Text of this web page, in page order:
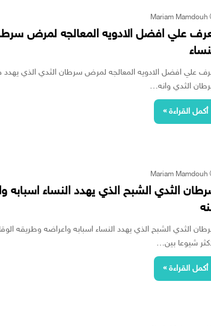
Mariam Mamdouh
علي افضل الادويه المعالجه لمرض
علي افضل الادويه المعالجه لمرض سرطان الثدي الذي
الثدي وانه…
أكمل القراءة »
Mariam Mamdouh
الثدي الشبح الذي يهدد النساء اسبابه
الثدي الشبح الذي يهدد النساء اسبابه واعراضه وطريقه
شيوعا بين…
أكمل القراءة »